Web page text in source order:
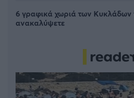
6 γραφικά χωριά των Κυκλάδων
ανακαλύψετε